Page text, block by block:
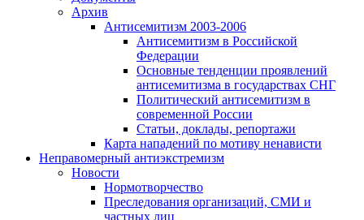
Архив
Антисемитизм 2003-2006
Антисемитизм в Российской
Федерации
Основные тенденции проявлений
антисемитизма в государствах СНГ
Политический антисемитизм в
современной России
Статьи, доклады, репортажи
Карта нападений по мотиву ненависти
Неправомерный антиэкстремизм
Новости
Нормотворчество
Преследования организаций, СМИ и
частных лиц